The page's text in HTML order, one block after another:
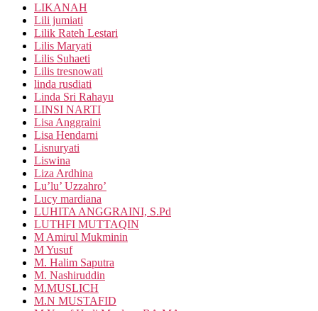
LIKANAH
Lili jumiati
Lilik Rateh Lestari
Lilis Maryati
Lilis Suhaeti
Lilis tresnowati
linda rusdiati
Linda Sri Rahayu
LINSI NARTI
Lisa Anggraini
Lisa Hendarni
Lisnuryati
Liswina
Liza Ardhina
Lu’lu’ Uzzahro’
Lucy mardiana
LUHITA ANGGRAINI, S.Pd
LUTHFI MUTTAQIN
M Amirul Mukminin
M Yusuf
M. Halim Saputra
M. Nashiruddin
M.MUSLICH
M.N MUSTAFID